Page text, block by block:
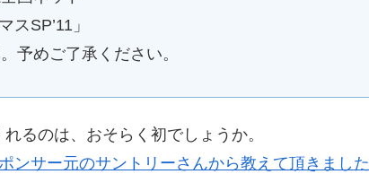
SP’11」
予めご了承ください。
るのは、おそらく初でしょうか。
ンサー元のサントリーさんから教えて頂きました